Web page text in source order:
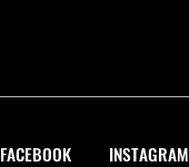
FACEBOOK INSTAGRAM